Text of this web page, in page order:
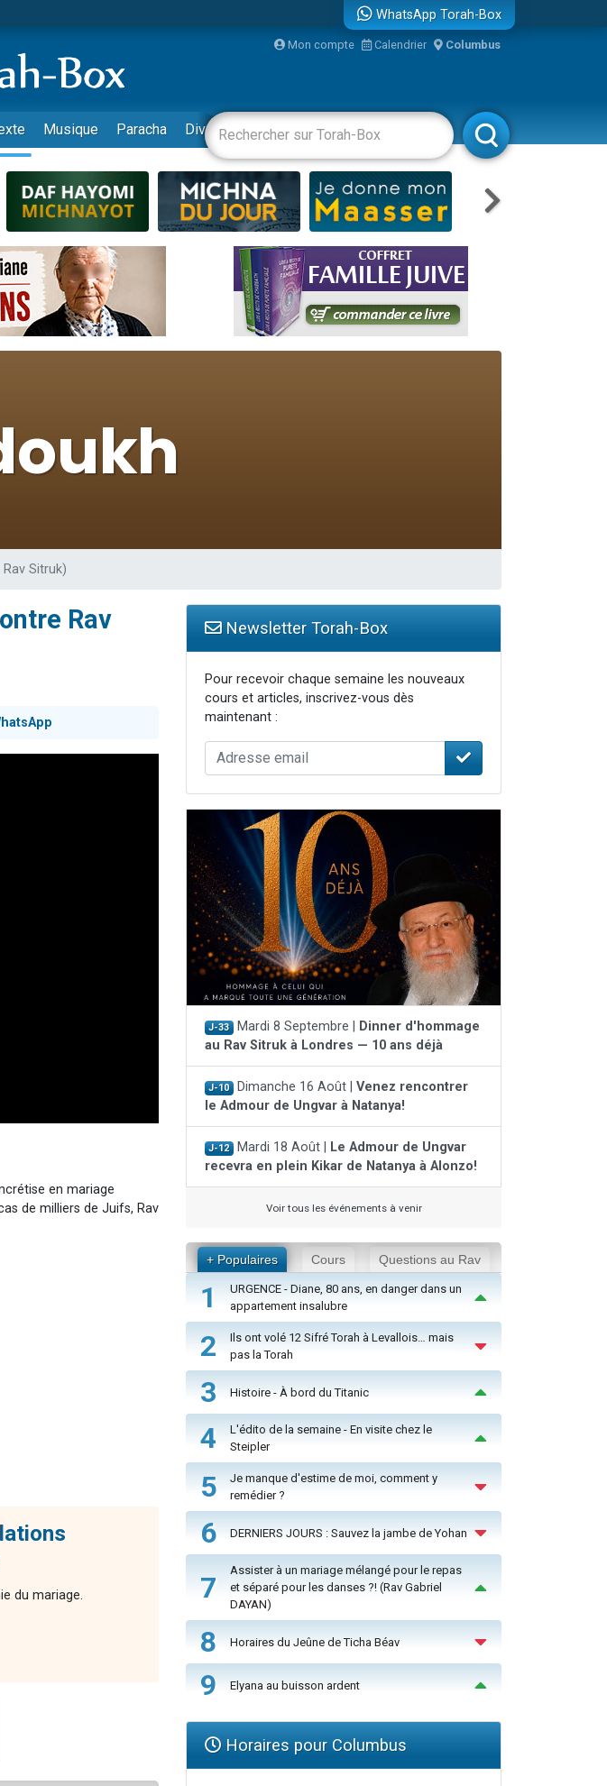
80 ans, dans un appartement insalubre
la jambe de Yohan
: pauvres d'Israel
WhatsApp Torah-Box
Mon compte Calendrier Columbus
Musique Paracha Divertissements Livres Rabbanim
Sitruk)
Rav
en mariage
de milliers de Juifs, Rav
du mariage.
Newsletter Torah-Box
Pour recevoir chaque semaine les nouveaux
cours et articles, inscrivez-vous dès
maintenant :
J-33 Mardi 8 Septembre |
Dinner d'hommage
au Rav Sitruk à Londres — 10 ans déjà
J-10 Dimanche 16 Août | Venez rencontrer
le Admour de Ungvar à Natanya!
J-12 Mardi 18 Août |
Le Admour de Ungvar
recevra en plein Kikar de Natanya à Alonzo!
Voir tous les événements à venir
+ Populaires Cours Questions au Rav
1
URGENCE - Diane, 80 ans, en danger dans un
appartement insalubre
2
Ils ont volé 12 Sifré Torah à Levallois… mais
pas la Torah
3 Histoire - À bord du Titanic
4
L'édito de la semaine - En visite chez le
Steipler
5
Je manque d'estime de moi, comment y
remédier ?
6 DERNIERS JOURS : Sauvez la jambe de Yohan
7
Assister à un mariage mélangé pour le repas
et séparé pour les danses ?! (Rav Gabriel
DAYAN)
8 Horaires du Jeûne de Ticha Béav
9 Elyana au buisson ardent
Horaires pour Columbus